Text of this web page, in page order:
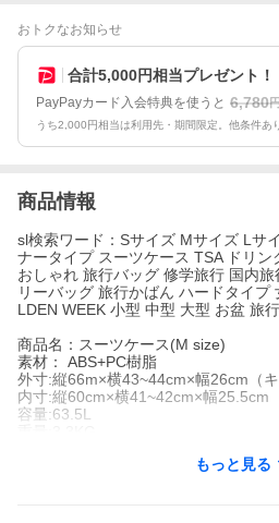
おトクなお知らせ
合計5,000円相当プレゼント！
PayPayカード入会特典を使うと 6,780
うち2,000円相当は利用先・期間限定。他条件あ
商品情報
sl検索ワード：Sサイズ Mサイズ Lサ
ナータイプ スーツケース TSA ドリ
おしゃれ 旅行バッグ 修学旅行 国内
リーバッグ 旅行かばん ハードタイ
LDEN WEEK 小型 中型 大型 お盆 旅
商品名：スーツケース(M size)
素材： ABS+PC樹脂
外寸:縦66m×横43~44cm×幅26cm（キ
内寸:縦60cm×横41~42cm×幅25.5cm
容量:63.5L
もっと見る